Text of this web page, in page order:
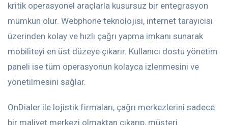
kritik operasyonel araçlarla kusursuz bir entegrasyon
mümkün olur. Webphone teknolojisi, internet tarayıcısı
üzerinden kolay ve hızlı çağrı yapma imkanı sunarak
mobiliteyi en üst düzeye çıkarır. Kullanıcı dostu yönetim
paneli ise tüm operasyonun kolayca izlenmesini ve
yönetilmesini sağlar.
OnDialer ile lojistik firmaları, çağrı merkezlerini sadece
bir maliyet merkezi olmaktan çıkarıp, müşteri